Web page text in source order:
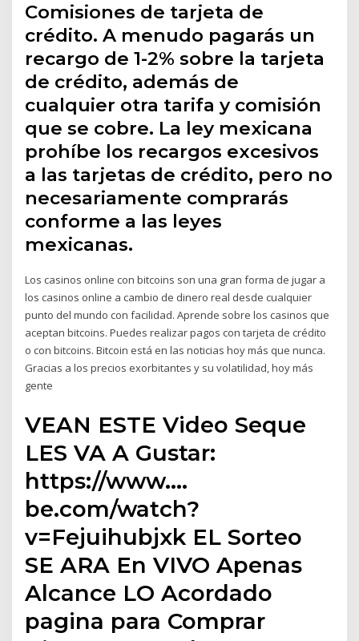
Comisiones de tarjeta de
crédito. A menudo pagarás un
recargo de 1-2% sobre la tarjeta
de crédito, además de
cualquier otra tarifa y comisión
que se cobre. La ley mexicana
prohíbe los recargos excesivos
a las tarjetas de crédito, pero no
necesariamente comprarás
conforme a las leyes
mexicanas.
Los casinos online con bitcoins son una gran forma de jugar a
los casinos online a cambio de dinero real desde cualquier
punto del mundo con facilidad. Aprende sobre los casinos que
aceptan bitcoins. Puedes realizar pagos con tarjeta de crédito
o con bitcoins. Bitcoin está en las noticias hoy más que nunca.
Gracias a los precios exorbitantes y su volatilidad, hoy más
gente
VEAN ESTE Video Seque
LES VA A Gustar:
https://www.…
be.com/watch?
v=Fejuihubjxk EL Sorteo
SE ARA En VIVO Apenas
Alcance LO Acordado
pagina para Comprar